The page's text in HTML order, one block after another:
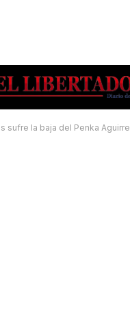
sufre la baja del Penka Aguirre